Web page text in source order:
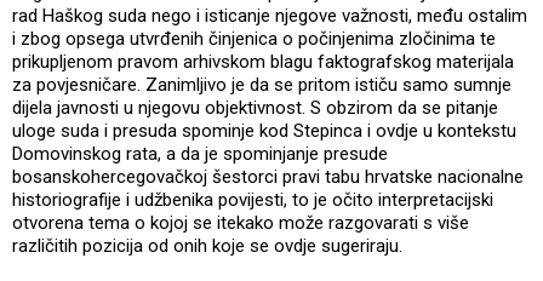
rad Haškog suda nego i isticanje njegove važnosti, među ostalim
i zbog opsega utvrđenih činjenica o počinjenima zločinima te
prikupljenom pravom arhivskom blagu faktografskog materijala
za povjesničare. Zanimljivo je da se pritom ističu samo sumnje
dijela javnosti u njegovu objektivnost. S obzirom da se pitanje
uloge suda i presuda spominje kod Stepinca i ovdje u kontekstu
Domovinskog rata, a da je spominjanje presude
bosanskohercegovačkoj šestorci pravi tabu hrvatske nacionalne
historiografije i udžbenika povijesti, to je očito interpretacijski
otvorena tema o kojoj se itekako može razgovarati s više
različitih pozicija od onih koje se ovdje sugeriraju.